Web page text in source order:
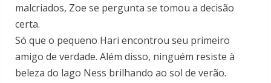
malcriados, Zoe se pergunta se tomou a decisão
certa.
Só que o pequeno Hari encontrou seu primeiro
amigo de verdade. Além disso, ninguém resiste à
beleza do lago Ness brilhando ao sol de verão.